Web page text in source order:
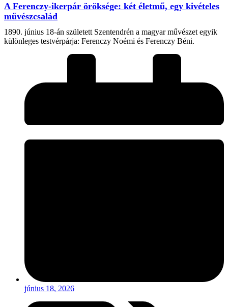
A Ferenczy-ikerpár öröksége: két életmű, egy kivételes
művészcsalád
1890. június 18-án született Szentendrén a magyar művészet egyik
különleges testvérpárja: Ferenczy Noémi és Ferenczy Béni.
június 18, 2026